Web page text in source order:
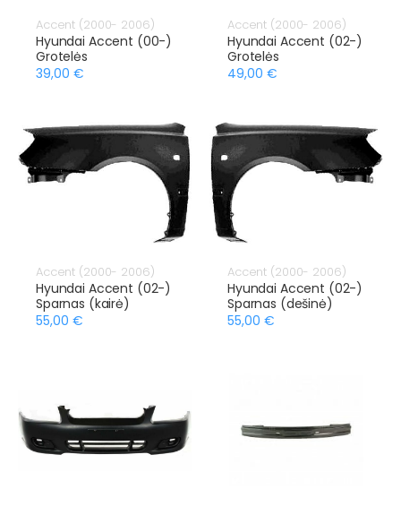
Accent (2000- 2006)
Hyundai Accent (00-)
Grotelės
39,00 €
Accent (2000- 2006)
Hyundai Accent (02-)
Grotelės
49,00 €
Accent (2000- 2006)
Hyundai Accent (02-)
Sparnas (kairė)
55,00 €
Accent (2000- 2006)
Hyundai Accent (02-)
Sparnas (dešinė)
55,00 €